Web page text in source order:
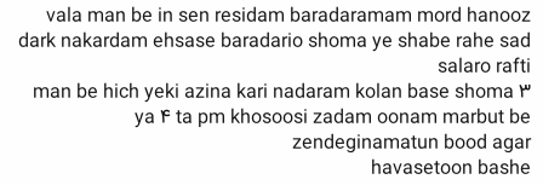
vala man be in sen residam baradaramam mord hanooz
dark nakardam ehsase baradario shoma ye shabe rahe sad
salaro rafti
man be hich yeki azina kari nadaram kolan base shoma 3
ya 4 ta pm khosoosi zadam oonam marbut be
zendeginamatun bood agar
havasetoon bashe